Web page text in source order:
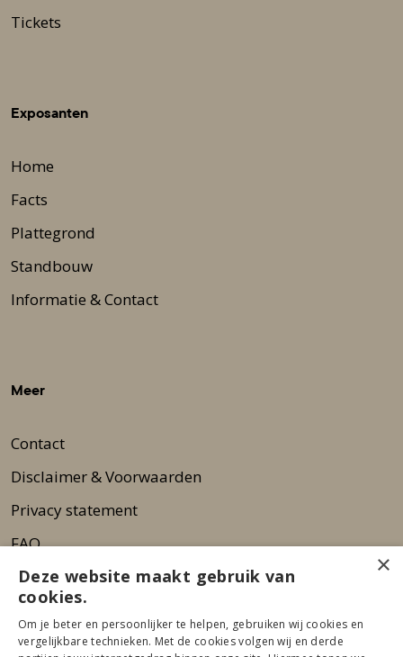
Tickets
Exposanten
Home
Facts
Plattegrond
Standbouw
Informatie & Contact
Meer
Contact
Disclaimer & Voorwaarden
Privacy statement
FAQ
Wie zijn wij?
Nieuwsbrief
Pers
×
Deze website maakt gebruik van
cookies.
Om je beter en persoonlijker te helpen, gebruiken wij cookies en
vergelijkbare technieken. Met de cookies volgen wij en derde